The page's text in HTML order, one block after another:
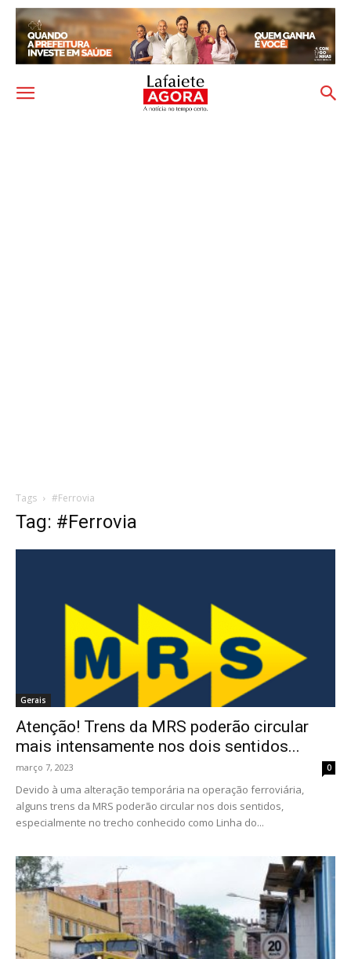
Tags #Ferrovia
Tag: #Ferrovia
Gerais
Atenção! Trens da MRS poderão circular
mais intensamente nos dois sentidos...
março 7, 2023 0
Devido à uma alteração temporária na operação ferroviária,
alguns trens da MRS poderão circular nos dois sentidos,
especialmente no trecho conhecido como Linha do...